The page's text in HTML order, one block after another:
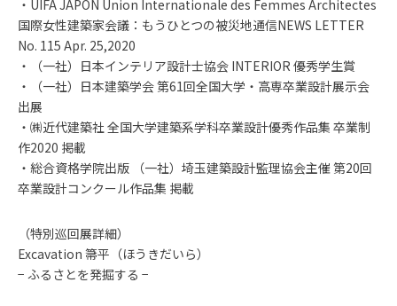
・UIFA JAPON Union Internationale des Femmes Architectes
国際女性建築家会議：もうひとつの被災地通信NEWS LETTER
No. 115 Apr. 25,2020
・（一社）日本インテリア設計士協会 INTERIOR 優秀学生賞
・（一社）日本建築学会 第61回全国大学・高専卒業設計展示会
出展
・㈱近代建築社 全国大学建築系学科卒業設計優秀作品集 卒業制
作2020 掲載
・総合資格学院出版 （一社）埼玉建築設計監理協会主催 第20回
卒業設計コンクール作品集 掲載
（特別巡回展詳細）
Excavation 箒平（ほうきだいら）
− ふるさとを発掘する −